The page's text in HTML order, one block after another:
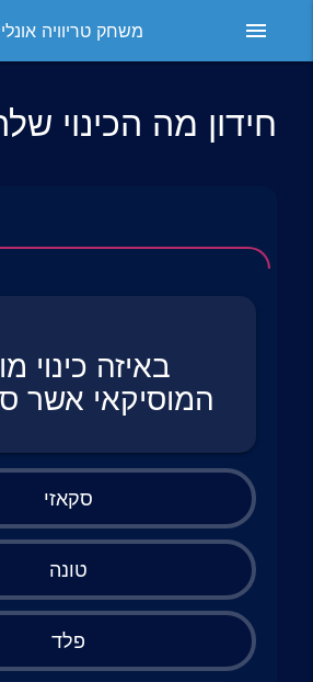
menu משחק טריוויה
חידון מה הכינוי
באיזה כינוי
המוסיקאי אשר
סקאזי
טונה
פלד